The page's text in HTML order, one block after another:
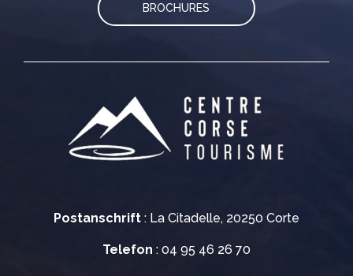
Postanschrift : La Citadelle, 20250 Corte
Telefon : 04 95 46 26 70
BROCHURES